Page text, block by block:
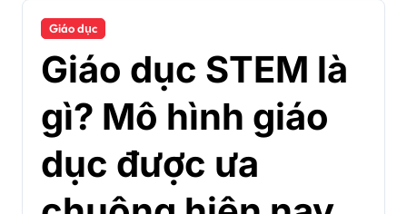
Giáo dục
Giáo dục STEM là
gì? Mô hình giáo
dục được ưa